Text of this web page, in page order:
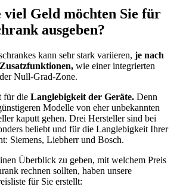
viel Geld möchten Sie für
ausgeben?
kann sehr stark variieren, je nach
wie einer integrierten
Null-Grad-Zone.
für die Langlebigkeit der Geräte. Denn
Modelle von eher unbekannten
kaputt gehen. Drei Hersteller sind bei
beliebt und für die Langlebigkeit Ihrer
Siemens, Liebherr und Bosch.
Überblick zu geben, mit welchem Preis
rechnen sollten, haben unsere
für Sie erstellt: